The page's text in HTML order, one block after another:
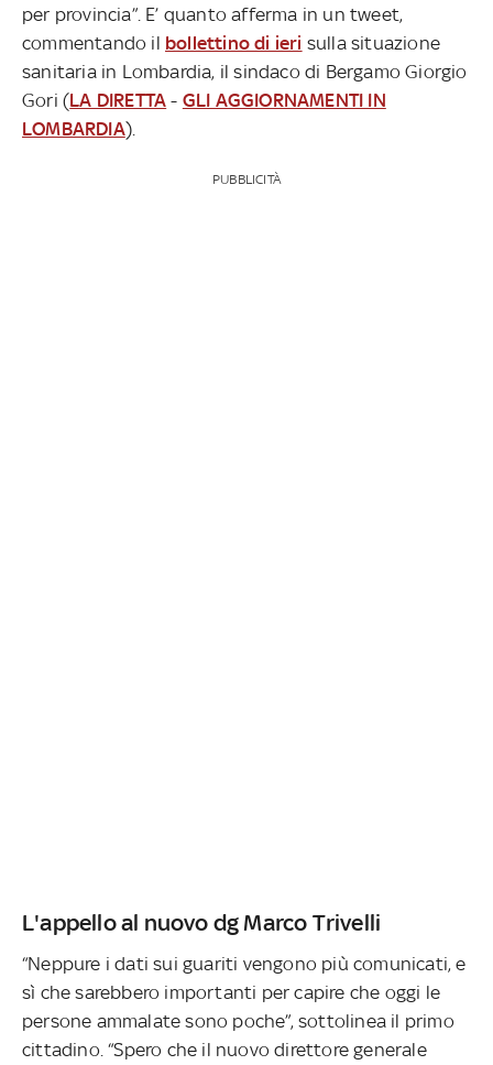
per provincia”. E’ quanto afferma in un tweet,
commentando il bollettino di ieri sulla situazione
sanitaria in Lombardia, il sindaco di Bergamo Giorgio
Gori (LA DIRETTA - GLI AGGIORNAMENTI IN
LOMBARDIA).
PUBBLICITÀ
L'appello al nuovo dg Marco Trivelli
“Neppure i dati sui guariti vengono più comunicati, e
sì che sarebbero importanti per capire che oggi le
persone ammalate sono poche”, sottolinea il primo
cittadino. “Spero che il nuovo direttore generale